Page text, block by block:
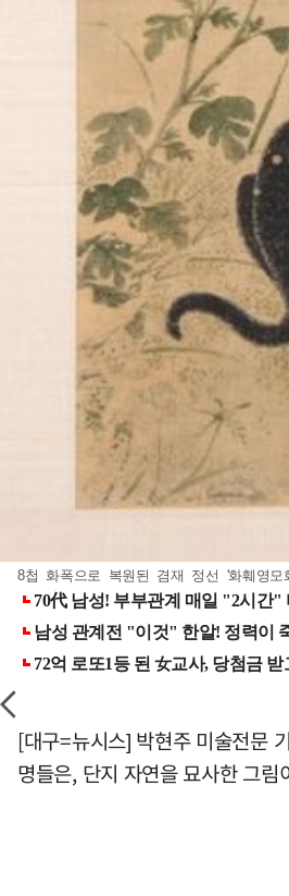
8첩 화폭으로 복원된 겸재 정선 '화훼영
[대구=뉴시스] 박현주 미술전문
명들은, 단지 자연을 묘사한 그